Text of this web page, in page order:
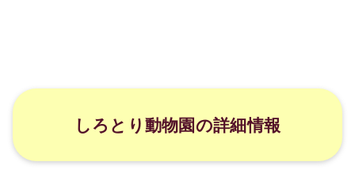
しろとり動物園の詳細情報